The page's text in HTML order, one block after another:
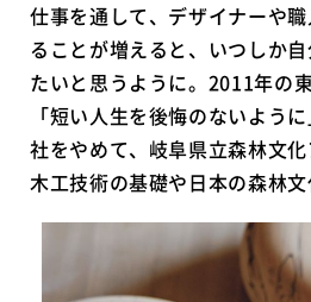
仕事を通して、デザイナーや
ることが増えると、いつしか
たいと思うように。2011年の
「短い人生を後悔のないよう
社をやめて、岐阜県立森林文化
木工技術の基礎や日本の森林文